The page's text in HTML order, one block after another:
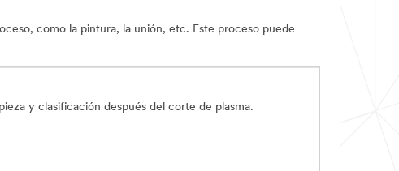
como la pintura, la unión, etc. Este proceso puede
y clasificación después del corte de plasma.